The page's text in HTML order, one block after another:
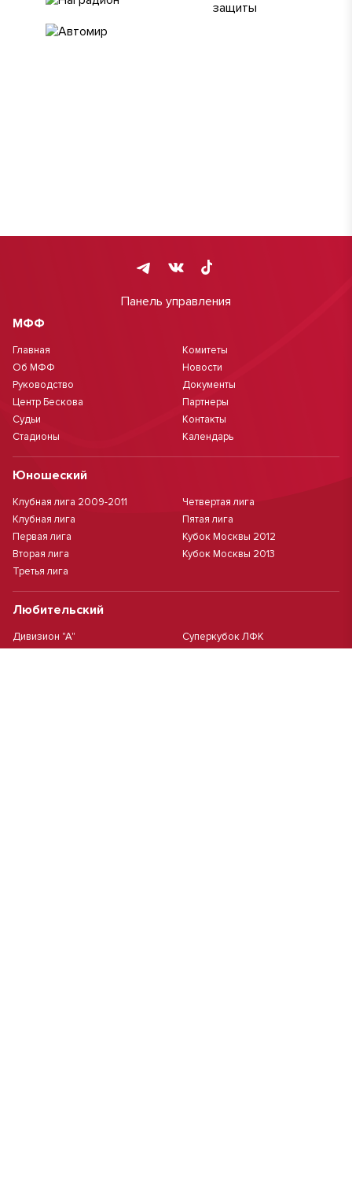
Панель управления
МФФ
Главная
Об МФФ
Руководство
Центр Бескова
Судьи
Стадионы
Комитеты
Новости
Документы
Партнеры
Контакты
Календарь
Юношеский
Клубная лига 2009-2011
Клубная лига
Первая лига
Вторая лига
Третья лига
Четвертая лига
Пятая лига
Кубок Москвы 2012
Кубок Москвы 2013
Любительский
Дивизион "А"
Суперкубок ЛФК